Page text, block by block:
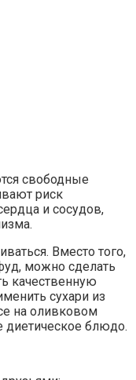
свободные
риск
и сосудов,
Вместо того,
можно сделать
качественную
сухари из
на оливковом
диетическое блюдо.